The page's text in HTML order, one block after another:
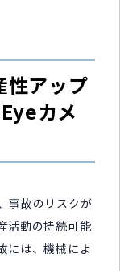
性アップ
カメ
事故のリスクが
活動の持続可能
には、機械によ